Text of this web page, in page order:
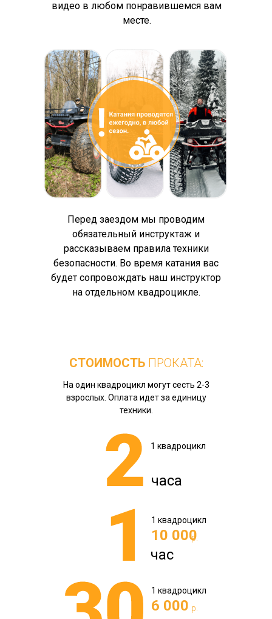
видео в любом понравившемся вам
месте.
Перед заездом мы проводим
обязательный инструктаж и
рассказываем правила техники
безопасности. Во время катания вас
будет сопровождать наш инструктор
на отдельном квадроцикле.
СТОИМОСТЬПРОКАТА:
На один квадроцикл могут сесть 2-3
взрослых. Оплата идет за единицу
техники.
часа
час
1 квадроцикл
1 квадроцикл
1 квадроцикл
10 000
6 000
р.
р.